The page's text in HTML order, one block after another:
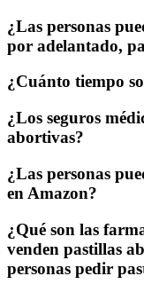
¿Las personas
por adelantado,
¿Cuánto tiempo
¿Los seguros
abortivas?
¿Las personas
en Amazon?
¿Qué son las
venden pastillas
personas pedir